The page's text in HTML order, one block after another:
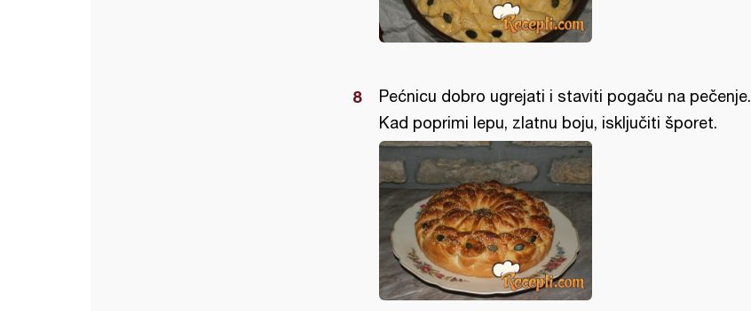
Pećnicu dobro ugrejati i staviti pogaču na pečenje.
Kad poprimi lepu, zlatnu boju, isključiti šporet.